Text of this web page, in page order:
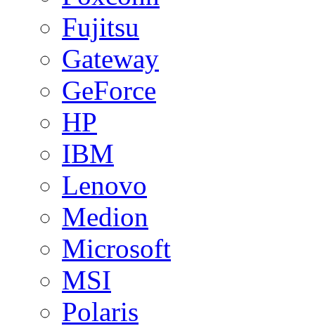
Fujitsu
Gateway
GeForce
HP
IBM
Lenovo
Medion
Microsoft
MSI
Polaris